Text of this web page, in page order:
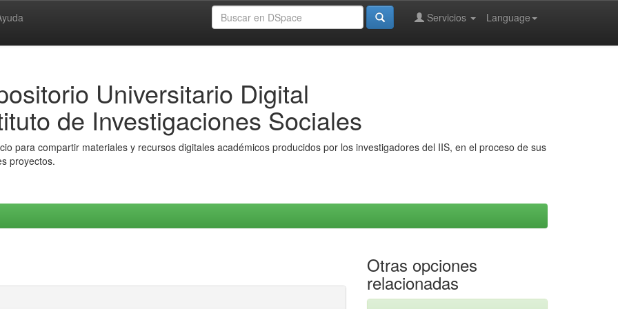
Language
Servicios
Universitario Digital
de Investigaciones Sociales
para compartir materiales y recursos digitales académicos producidos por los investigadores del IIS, en el proceso de sus
proyectos.
Otras opciones
relacionadas